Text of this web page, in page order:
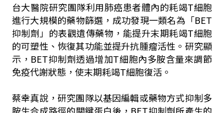
台大醫院研究團隊利用肺癌患者體內的耗竭T細胞
進行大規模的藥物篩選，成功發現一類名為「BET
抑制劑」的表觀遺傳藥物，能提升末期耗竭T細胞
的可塑性、恢復其功能並提升抗腫瘤活性。研究顯
示，BET抑制劑透過增加T細胞內多胺含量來調節
免疫代謝狀態，使末期耗竭T細胞復活。
蔡幸真說，研究團隊以基因編輯或藥物方式抑制多